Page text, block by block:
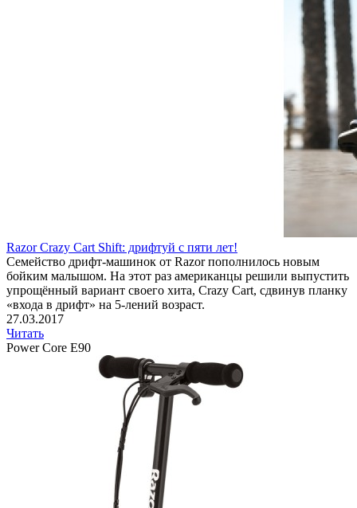
Razor Crazy Cart Shift: дрифтуй с пяти лет!
Семейство дрифт-машинок от Razor пополнилось новым
бойким малышом. На этот раз американцы решили выпустить
упрощённый вариант своего хита, Crazy Cart, сдвинув планку
«входа в дрифт» на 5-лений возраст.
27.03.2017
Читать
Power Core E90